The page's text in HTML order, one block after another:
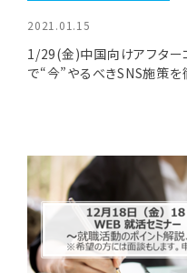
2021.01.15
1/29(金)中国向けアフター
で“今”やるべきSNS施策